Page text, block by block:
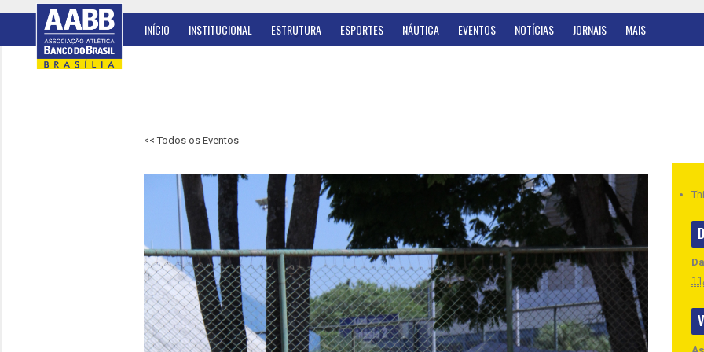
INÍCIO INSTITUCIONAL ESTRUTURA ESPORTES NÁUTICA EVENTOS NOTÍCIAS JORNAIS MAIS
<< Todos os Eventos